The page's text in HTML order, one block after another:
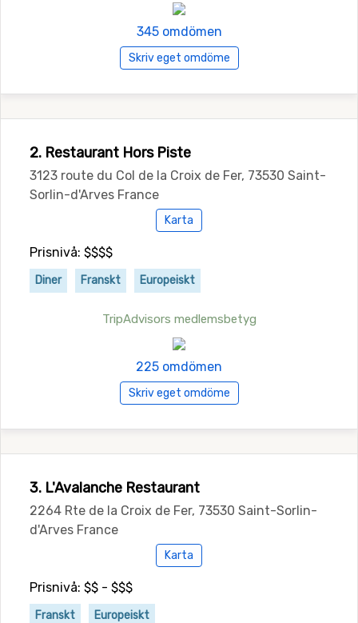
345 omdömen
Skriv eget omdöme
2. Restaurant Hors Piste
3123 route du Col de la Croix de Fer, 73530 Saint-
Sorlin-d'Arves France
Karta
Prisnivå: $$$$
Diner Franskt Europeiskt
TripAdvisors medlemsbetyg
225 omdömen
Skriv eget omdöme
3. L'Avalanche Restaurant
2264 Rte de la Croix de Fer, 73530 Saint-Sorlin-
d'Arves France
Karta
Prisnivå: $$ - $$$
Franskt Europeiskt